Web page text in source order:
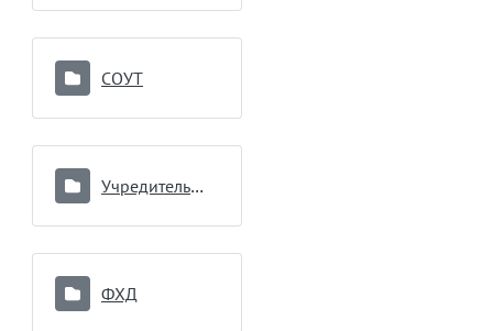
СОУТ
Учредительные документы
ФХД